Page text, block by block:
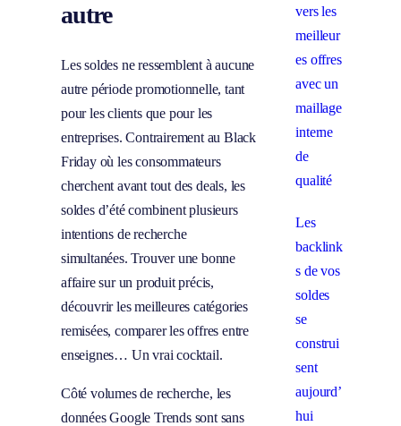
autre
Les soldes ne ressemblent à aucune
autre période promotionnelle, tant
pour les clients que pour les
entreprises. Contrairement au Black
Friday où les consommateurs
cherchent avant tout des deals, les
soldes d’été combinent plusieurs
intentions de recherche
simultanées. Trouver une bonne
affaire sur un produit précis,
découvrir les meilleures catégories
remisées, comparer les offres entre
enseignes… Un vrai cocktail.
Côté volumes de recherche, les
données Google Trends sont sans
vers les
meilleur
es offres
avec un
maillage
interne
de
qualité
Les
backlink
s de vos
soldes
se
construi
sent
aujourd’
hui